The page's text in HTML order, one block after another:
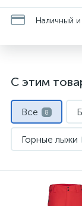
Наличный
С этим
Все 8
Горные лыжи
Термобелье